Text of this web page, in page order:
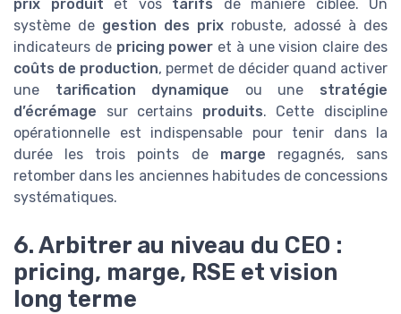
prix produit et vos tarifs de manière ciblée. Un
système de gestion des prix robuste, adossé à des
indicateurs de pricing power et à une vision claire des
coûts de production, permet de décider quand activer
une tarification dynamique ou une stratégie
d’écrémage sur certains produits. Cette discipline
opérationnelle est indispensable pour tenir dans la
durée les trois points de marge regagnés, sans
retomber dans les anciennes habitudes de concessions
systématiques.
6. Arbitrer au niveau du CEO :
pricing, marge, RSE et vision
long terme